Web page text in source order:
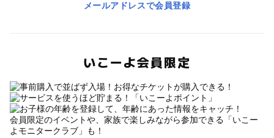
メールアドレスで会員登録
いこーよ会員限定
会員限定のイベントや、家族で楽しみながら参加できる「いこー
よモニタークラブ」も！